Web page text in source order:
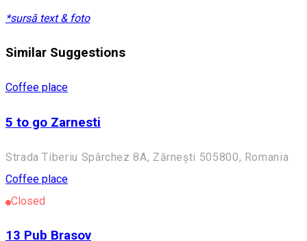
*sursă text & foto
Similar Suggestions
Coffee place
5 to go Zarnesti
Strada Tiberiu Spârchez 8A, Zărnești 505800, Romania
Coffee place
Closed
13 Pub Brasov